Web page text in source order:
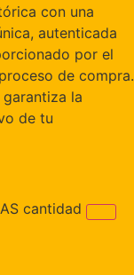
con una
autenticada
por el
de compra.
la
de tu
cantidad